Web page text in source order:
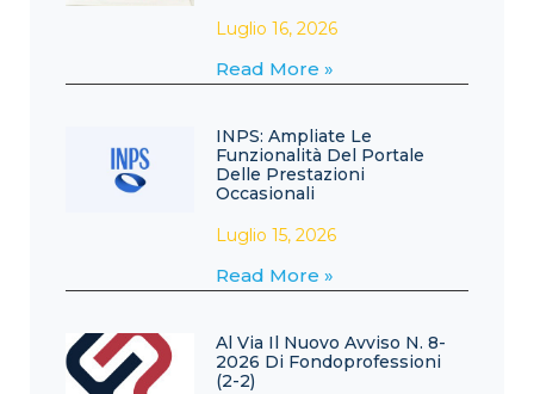
Luglio 16, 2026
Read More »
INPS: Ampliate Le
Funzionalità Del Portale
Delle Prestazioni
Occasionali
Luglio 15, 2026
Read More »
Al Via Il Nuovo Avviso N. 8-
2026 Di Fondoprofessioni
(2-2)